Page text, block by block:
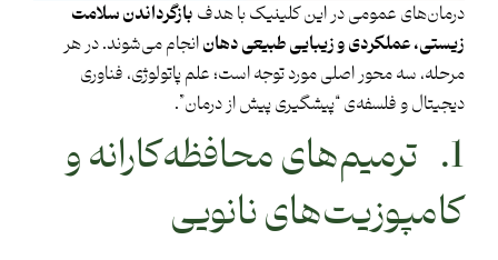
درمان‌های عمومی در این کلینیک با هدف بازگرداندن سلامت
زیستی، عملکردی و زیبایی طبیعی دهانانجام می‌شوند. در هر
مرحله، سه محور اصلی مورد توجه است؛ علم پاتولوژی، فناوری
دیجیتال و فلسفه‌ی “پیشگیری پیش از درمان”.
1. ترمیم‌های محافظه‌کارانه و
کامپوزیت‌های نانویی